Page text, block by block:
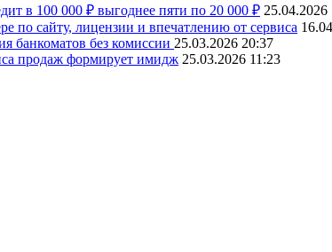
в 100 000 ₽ выгоднее пяти по 20 000 ₽ 25.04.2026
по сайту, лицензии и впечатлению от сервиса
банкоматов без комиссии 25.03.2026 20:37
продаж формирует имидж 25.03.2026 11:23